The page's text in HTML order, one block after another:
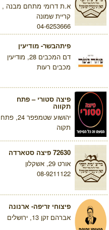
א.ת דרומי מתחם מבנה ,
קריית שמונה
04-6253666
פיתהבשר- מודיעין
דם המכבים 28, מודיעין
מכבים רעות
פיצה סטורי – פתח
תקווה
יהושוע שטמפפר 24, פתח
תקוה
72630 פיצה סטארדה
אורט 29, אשקלון
08-9211122
פיצוחי זריפה- ארנונה
אברהם זקן 13, ירושלים